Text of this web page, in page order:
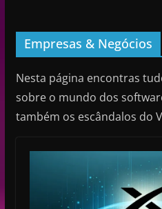
Empresas & Negócios
Nesta página encontras
sobre o mundo dos
também os escândalos do